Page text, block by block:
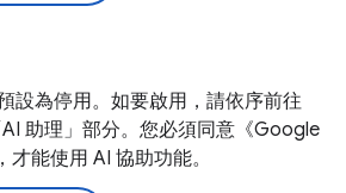
設為停用。如要啟用，請依序前往
AI 助理」部分。您必須同意《Google
才能使用 AI 協助功能。